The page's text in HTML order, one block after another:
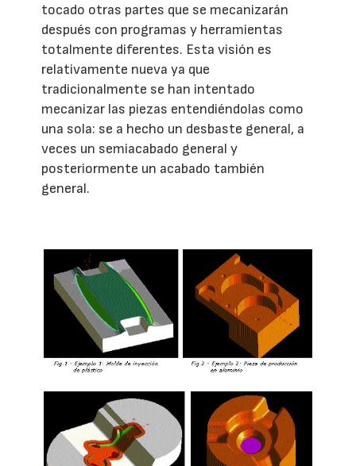
tocado otras partes que se mecanizarán
después con programas y herramientas
totalmente diferentes. Esta visión es
relativamente nueva ya que
tradicionalmente se han intentado
mecanizar las piezas entendiéndolas como
una sola: se a hecho un desbaste general, a
veces un semiacabado general y
posteriormente un acabado también
general.